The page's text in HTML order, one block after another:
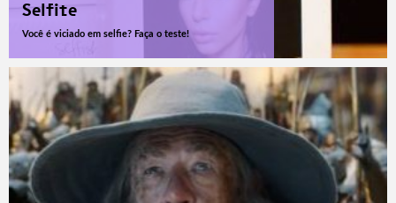
Selfite
Você é viciado em selfie? Faça o teste!